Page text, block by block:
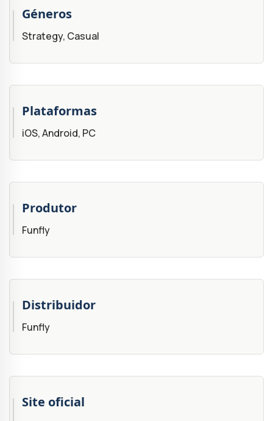
Géneros
Strategy, Casual
Plataformas
iOS, Android, PC
Produtor
Funfly
Distribuidor
Funfly
Site oficial